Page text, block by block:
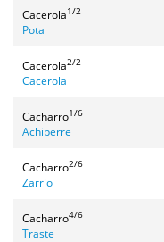
Cacerola1/2
Pota
Cacerola2/2
Cacerola
Cacharro1/6
Achiperre
Cacharro2/6
Zarrio
Cacharro4/6
Traste